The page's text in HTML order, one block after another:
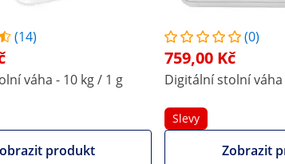
(14)
váha - 10 kg / 1 g
produkt
(0)
759,00 Kč
Digitální stolní váha
Slevy
Zobrazit
na LCD displeji na přední straně.
nebo maximum. Váha je určena pro
přísad, poštovních listin, šroubků a
LCD displejem. Díky podsvícení
nastavit minimální a maximální hodnoty,